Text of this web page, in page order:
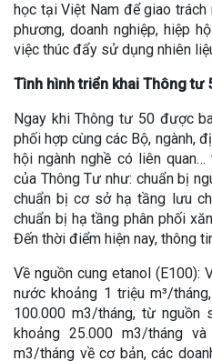
học tại Việt Nam để giao trách
phương, doanh nghiệp, hiệp
việc thúc đẩy sử dụng nhiên
Tình hình triển khai Thông tư
Ngay khi Thông tư 50 được
phối hợp cùng các Bộ, ngành,
hội ngành nghề có liên
của Thông Tư như: chuẩn bị
chuẩn bị cơ sở hạ tầng lưu
chuẩn bị hạ tầng phân phối
Đến thời điểm hiện nay, thông
Về nguồn cung etanol (E100):
nước khoảng 1 triệu m³/
100.000 m3/tháng, từ nguồn
khoảng 25.000 m3/tháng
m3/tháng về cơ bản, các